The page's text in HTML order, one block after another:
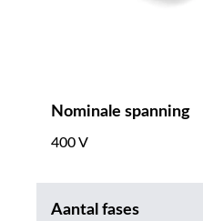
Nominale spanning
400 V
Aantal fases